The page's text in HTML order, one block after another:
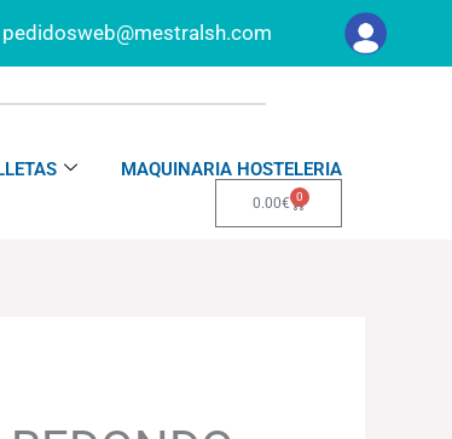
pedidosweb@mestralsh.com
MAQUINARIA HOSTELERIA
0.00€ 0
Carrito